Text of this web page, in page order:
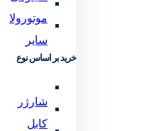
موتورولا
سایر
خرید بر اساس نوع
شارژر
کابل